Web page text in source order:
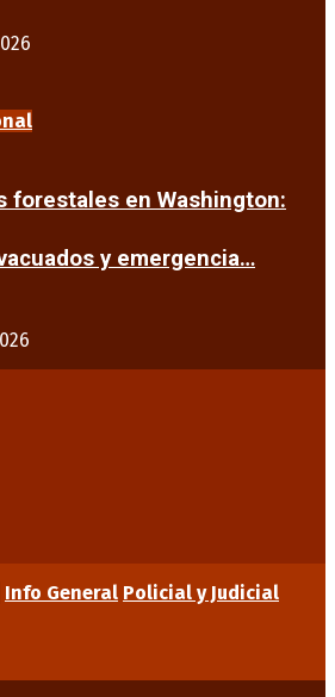
forestales en Washington:
y emergencia…
Info General Policial y Judicial